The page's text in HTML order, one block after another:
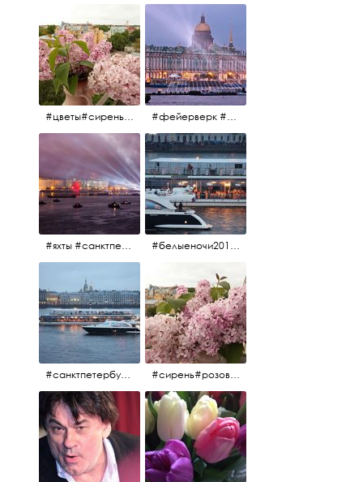
#цветы#сирень #розоваясирень #натюрморт #натюрмортсцветами #весна2012 #пробуждение #фейерверк #салют #парусник #санктпетербург #белыеночи2012 #белыеночи #алыепаруса2012 #алыепаруса #нева
#яхты #санктпетербург #нева #белыеночи2012 #алыепаруса #алыепаруса2012#парусник#салют#фейерверк #белыеночи2012 #белыеночи #2012 #нева #санктпетербург #яхты
#санктпетербург #нева#яхты#2012 #белыеночи#белыеночи2012 #сирень#розоваясирень#натюрморт#натюрмортсцветами#2012#весна2012